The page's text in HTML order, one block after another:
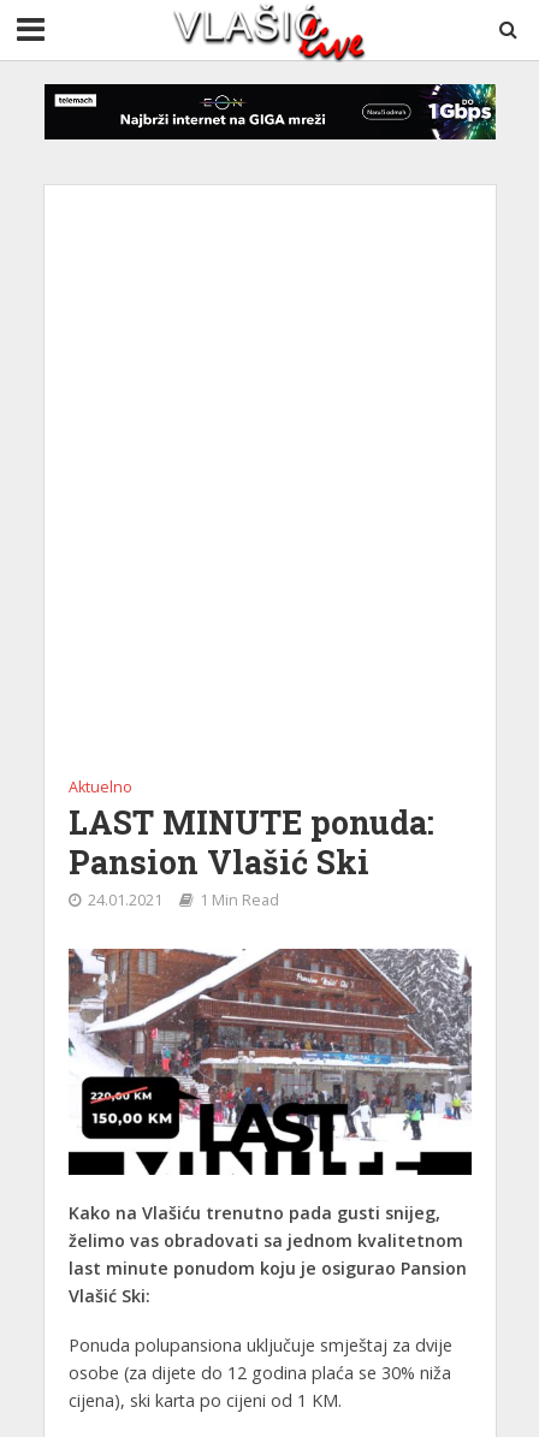
Aktuelno
LAST MINUTE ponuda:
Pansion Vlašić Ski
24.01.2021 1 Min Read
Kako na Vlašiću trenutno pada gusti snijeg,
želimo vas obradovati sa jednom kvalitetnom
last minute ponudom koju je osigurao Pansion
Vlašić Ski:
Ponuda polupansiona uključuje smještaj za dvije
osobe (za dijete do 12 godina plaća se 30% niža
cijena), ski karta po cijeni od 1 KM.